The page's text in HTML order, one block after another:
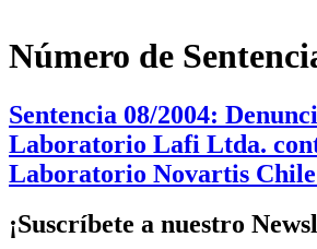
Número de
Sentencia 08/2004:
Laboratorio Lafi Ltda.
Laboratorio Novartis Chile
¡Suscríbete a nuestro